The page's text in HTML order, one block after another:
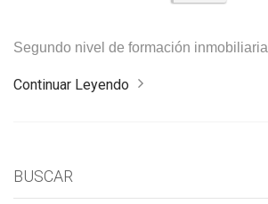
Segundo nivel de formación inmobiliaria
Continuar Leyendo
BUSCAR